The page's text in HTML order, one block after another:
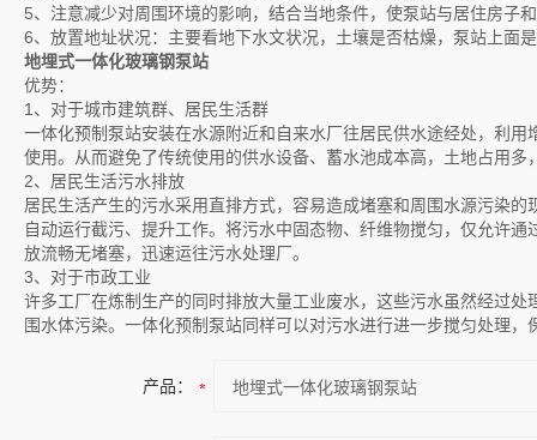
5、注意减少对周围环境的影响，结合当地条件，使泵站与居住房子
6、放置地址状况：主要看地下水文状况，土壤是否枯燥，泵站上面
地埋式一体化玻璃钢泵站
优势：
1、对于城市建筑群、居民生活群
一体化预制泵站安装在水源附近和自来水厂往居民供水途经处，利
使用。从而避免了传统使用的供水设备、蓄水池成本高，土地占用多
2、居民生活污水排放
居民生活产生的污水采用直排方式，容易造成堵塞和周围水源污染
自动运行截污、提升工作。将污水中固态物、纤维物搅匀，仅允许
放流畅无堵塞，迅速运往污水处理厂。
3、对于市政工业
许多工厂在炼制生产的同时排放大量工业废水，这些污水虽然经过
围水体污染。一体化预制泵站同样可以对污水进行进一步搅匀处理，
产品：